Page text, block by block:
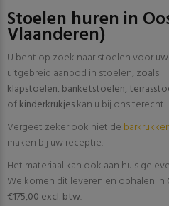
Stoelen huren in
Vlaanderen)
U bent op zoek naar stoelen voor
uitgebreid aanbod in stoelen, zoals
klapstoelen, banketstoelen,
ofkinderkrukjeskan u bij ons terecht.
Vergeet zeker ook niet de
maken bij uw receptie.
Het materiaal kan ook aan huis
We komen dit leveren en ophalen In
€175,00 excl. btw.